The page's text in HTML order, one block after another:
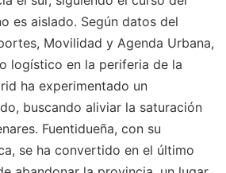
es aislado. Según datos del
Movilidad y Agenda Urbana,
logístico en la periferia de la
ha experimentado un
buscando aliviar la saturación
Fuentidueña, con su
se ha convertido en el último